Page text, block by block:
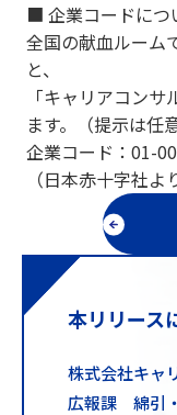
■ 企業コードにつ
全国の献血ルーム
と、
「キャリアコン
ます。（提示は任
企業コード：01-
（日本赤十字社よ
本リリース
株式会社キャ
広報課 綿引